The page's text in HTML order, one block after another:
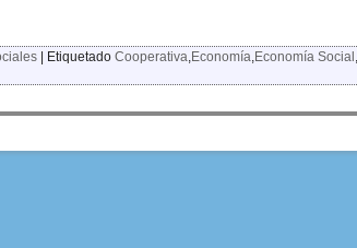
| Etiquetado Cooperativa Economía Economía Social